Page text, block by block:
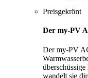
Preisgekrönt
Der my-PV
Der my-PV
wandelt sie